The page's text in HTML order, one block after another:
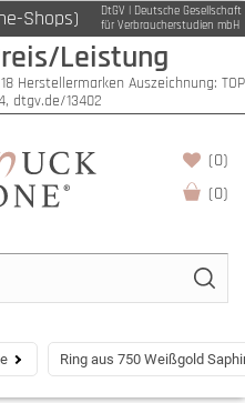
Shops)
DtGV | Deutsche Gesellschaft
für Verbraucherstudien mbH
Leistung
Herstellermarken Auszeichnung: TOP
dtgv.de/13402
(0)
(0)
Ring aus 750 Weißgold